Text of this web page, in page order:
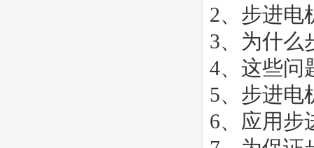
2、 步进电
3、 为什么
4、 这些问
5、 步进电
6、 应用步